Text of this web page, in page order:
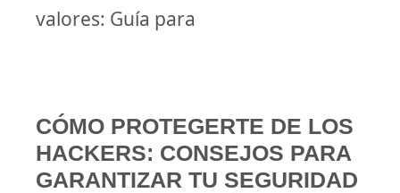
valores: Guía para
CÓMO PROTEGERTE DE LOS
HACKERS: CONSEJOS PARA
GARANTIZAR TU SEGURIDAD